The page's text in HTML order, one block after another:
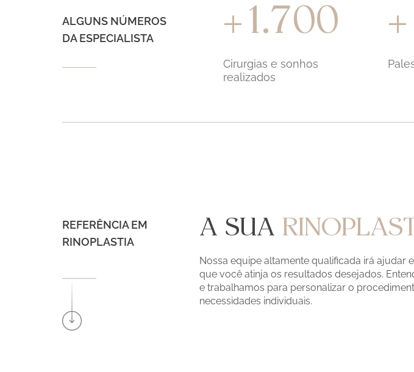
ALGUNS NÚMEROS
DA ESPECIALISTA
+ 1.700
Cirurgias e sonhos
realizados
+
REFERÊNCIA EM
RINOPLASTIA
A SUA
Nossa equipe altamente qualificada irá ajudar
que você atinja os resultados desejados.
e trabalhamos para personalizar o
necessidades individuais.